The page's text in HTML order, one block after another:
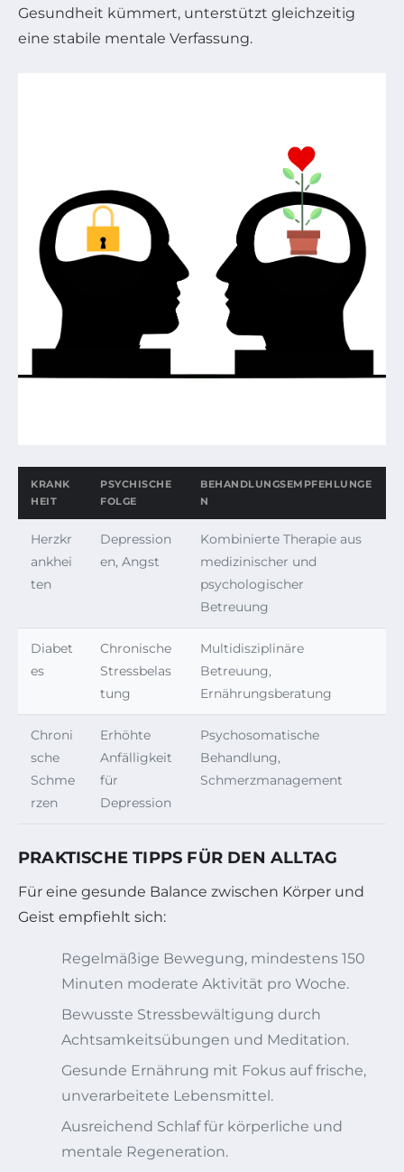
Gesundheit kümmert, unterstützt gleichzeitig
eine stabile mentale Verfassung.
KRANK
HEIT
PSYCHISCHE
FOLGE
BEHANDLUNGSEMPFEHLUNGE
N
Herzkr
ankhei
ten
Depression
en, Angst
Kombinierte Therapie aus
medizinischer und
psychologischer
Betreuung
Diabet
es
Chronische
Stressbelas
tung
Multidisziplinäre
Betreuung,
Ernährungsberatung
Chroni
sche
Schme
rzen
Erhöhte
Anfälligkeit
für
Depression
Psychosomatische
Behandlung,
Schmerzmanagement
PRAKTISCHE TIPPS FÜR DEN ALLTAG
Für eine gesunde Balance zwischen Körper und
Geist empfiehlt sich:
Regelmäßige Bewegung, mindestens 150
Minuten moderate Aktivität pro Woche.
Bewusste Stressbewältigung durch
Achtsamkeitsübungen und Meditation.
Gesunde Ernährung mit Fokus auf frische,
unverarbeitete Lebensmittel.
Ausreichend Schlaf für körperliche und
mentale Regeneration.